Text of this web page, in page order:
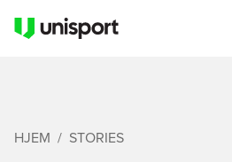
HJEM STORIES